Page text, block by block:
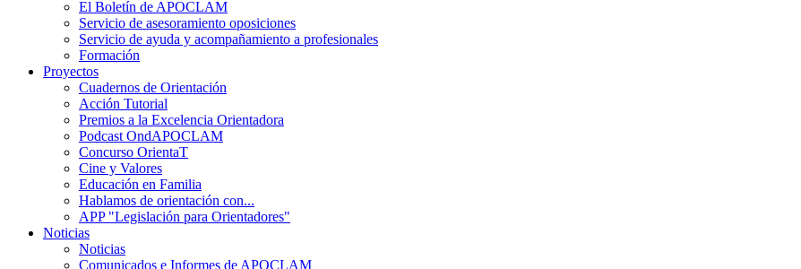
El Boletín de APOCLAM
Servicio de asesoramiento oposiciones
Servicio de ayuda y acompañamiento a profesionales
Formación
Proyectos
Cuadernos de Orientación
Acción Tutorial
Premios a la Excelencia Orientadora
Podcast OndAPOCLAM
Concurso OrientaT
Cine y Valores
Educación en Familia
Hablamos de orientación con...
APP "Legislación para Orientadores"
Noticias
Noticias
Comunicados e Informes de APOCLAM